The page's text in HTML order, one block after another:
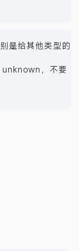
是给其他类型的
unknown，不要